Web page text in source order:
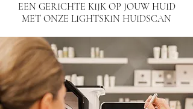
EEN GERICHTE KIJK OP JOUW HUID
MET ONZE LIGHTSKIN HUIDSCAN